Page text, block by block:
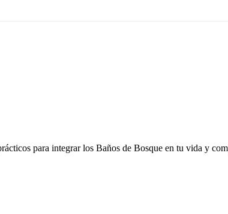
para integrar los Baños de Bosque en tu vida y